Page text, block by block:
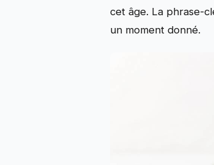
cet âge. La phrase-
un moment donné.